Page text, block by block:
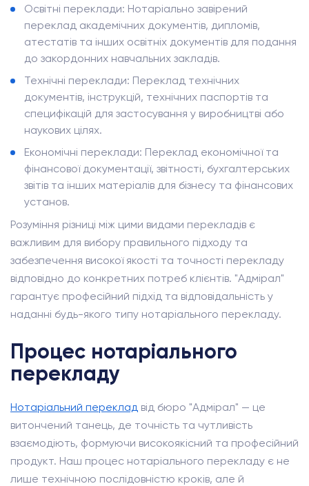
Освітні переклади: Нотаріально завірений
переклад академічних документів, дипломів,
атестатів та інших освітніх документів для подання
до закордонних навчальних закладів.
Технічні переклади: Переклад технічних
документів, інструкцій, технічних паспортів та
специфікацій для застосування у виробництві або
наукових цілях.
Економічні переклади: Переклад економічної та
фінансової документації, звітності, бухгалтерських
звітів та інших матеріалів для бізнесу та фінансових
установ.
Розуміння різниці між цими видами перекладів є
важливим для вибору правильного підходу та
забезпечення високої якості та точності перекладу
відповідно до конкретних потреб клієнтів. "Адмірал"
гарантує професійний підхід та відповідальність у
наданні будь-якого типу нотаріального перекладу.
Процес нотаріального
перекладу
Нотаріальний переклад від бюро "Адмірал" — це
витончений танець, де точність та чутливість
взаємодіють, формуючи високоякісний та професійний
продукт. Наш процес нотаріального перекладу є не
лише технічною послідовністю кроків, але й